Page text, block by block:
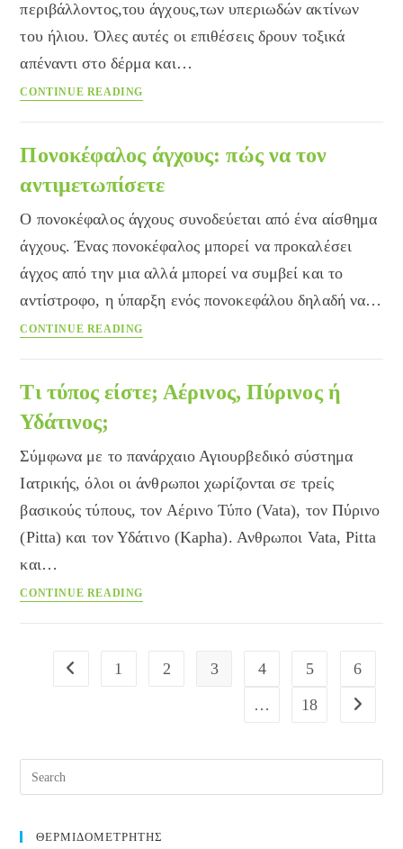
περιβάλλοντος,του άγχους,των υπεριωδών ακτίνων
του ήλιου. Όλες αυτές οι επιθέσεις δρουν τοξικά
απέναντι στο δέρμα και…
CONTINUE READING
νύχτα
στο
δέρμα
Πονοκέφαλος άγχους: πώς να τον
αντιμετωπίσετε
Ο πονοκέφαλος άγχους συνοδεύεται από ένα αίσθημα
άγχους. Ένας πονοκέφαλος μπορεί να προκαλέσει
άγχος από την μια αλλά μπορεί να συμβεί και το
αντίστροφο, η ύπαρξη ενός πονοκεφάλου δηλαδή να…
CONTINUE READING
τον
Τι τύπος είστε; Αέρινος, Πύρινος ή
Υδάτινος;
Σύμφωνα με το πανάρχαιο Αγιουρβεδικό σύστημα
Ιατρικής, όλοι οι άνθρωποι χωρίζονται σε τρείς
βασικούς τύπους, τον Αέρινο Τύπο (Vata), τον Πύρινο
(Pitta) και τον Υδάτινο (Kapha). Ανθρωποι Vata, Pitta
και…
CONTINUE READING
Πύρινος
Go to the previous page
1 2 3 4 5
6
…
18 Go to
ΘΕΡΜΙΔΟΜΕΤΡΗΤΗΣ